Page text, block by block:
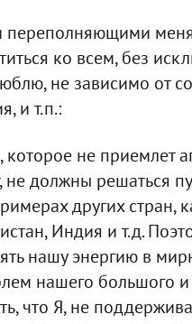
переполняющими
ко всем, без
не зависимо от
и т.п.:
не приемлет
должны решаться
других стран,
Индия и т.д.
нашу энергию в
нашего большого
что Я, не